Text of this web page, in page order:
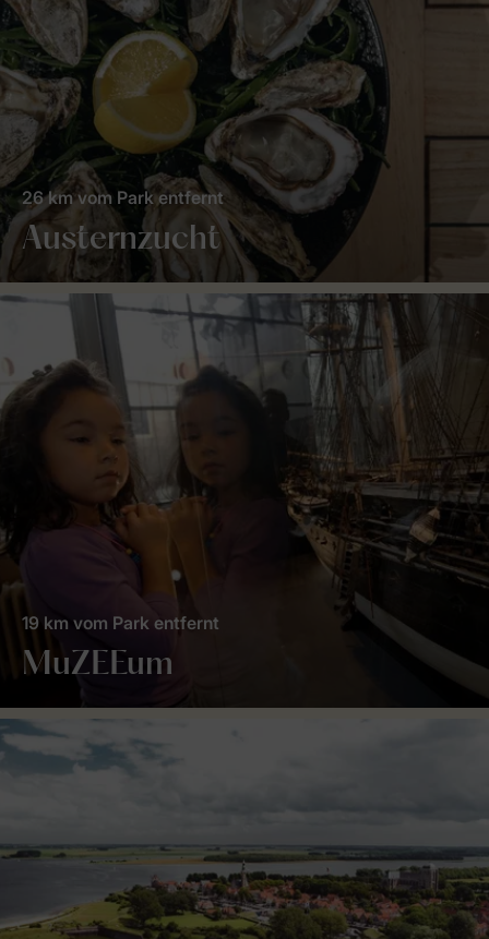
Austernzucht
26 km vom Park entfernt
MuZEEum
19 km vom Park entfernt